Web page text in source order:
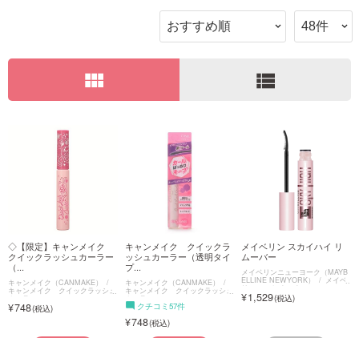
view_module view_list
◇【限定】キャンメイク
クイックラッシュカーラー
（...
キャンメイク（CANMAKE）
キャンメイク クイックラッシュ
カーラー
748
キャンメイク クイックラ
ッシュカーラー（透明タイ
プ...
キャンメイク（CANMAKE）
キャンメイク クイックラッシュ
カーラー
クチコミ57件
748
メイベリン スカイハイ リ
ムーバー
メイベリンニューヨーク（MAYB
ELLINE NEWYORK） メイベ
リン スカイハイ
1,529